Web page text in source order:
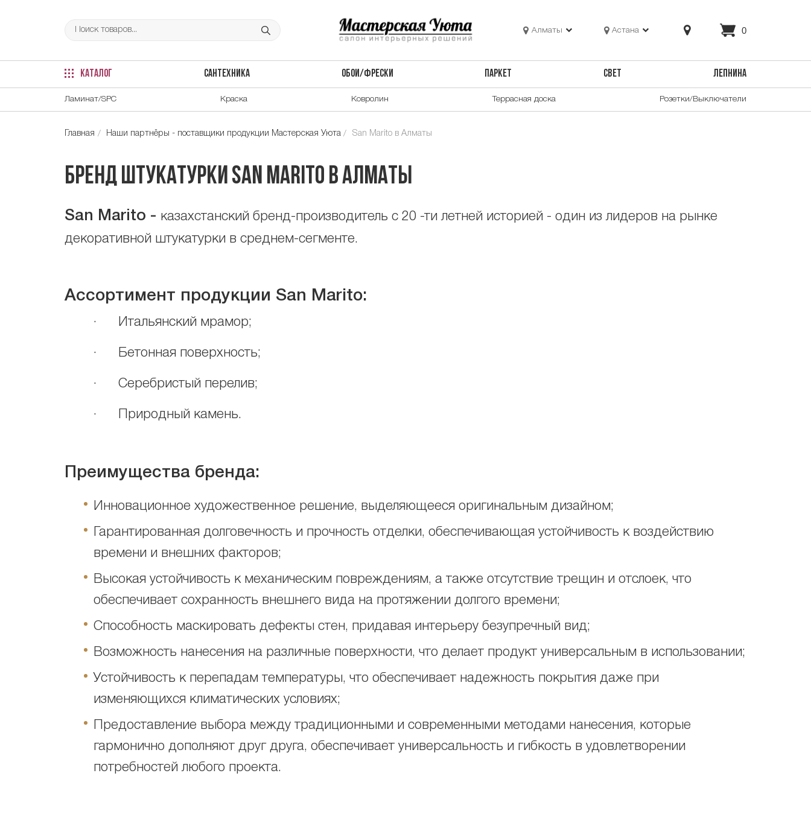
Алматы Астана 0
КАТАЛОГ САНТЕХНИКА ОБОИ/ФРЕСКИ ПАРКЕТ СВЕТ ЛЕПНИНА
Ламинат/SPC Краска Ковролин Террасная доска Розетки/Выключатели
Главная Наши партнёры - поставщики продукции Мастерская Уюта San Marito в Алматы
Бренд штукатурки San Marito в Алматы
San Marito - казахстанский бренд-производитель с 20 -ти летней историей - один из лидеров на рынке
декоративной штукатурки в среднем-сегменте.
Ассортимент продукции San Marito:
· Итальянский мрамор;
· Бетонная поверхность;
· Серебристый перелив;
· Природный камень.
Преимущества бренда:
Инновационное художественное решение, выделяющееся оригинальным дизайном;
Гарантированная долговечность и прочность отделки, обеспечивающая устойчивость к воздействию
времени и внешних факторов;
Высокая устойчивость к механическим повреждениям, а также отсутствие трещин и отслоек, что
обеспечивает сохранность внешнего вида на протяжении долгого времени;
Способность маскировать дефекты стен, придавая интерьеру безупречный вид;
Возможность нанесения на различные поверхности, что делает продукт универсальным в использовании;
Устойчивость к перепадам температуры, что обеспечивает надежность покрытия даже при
изменяющихся климатических условиях;
Предоставление выбора между традиционными и современными методами нанесения, которые
гармонично дополняют друг друга, обеспечивает универсальность и гибкость в удовлетворении
потребностей любого проекта.